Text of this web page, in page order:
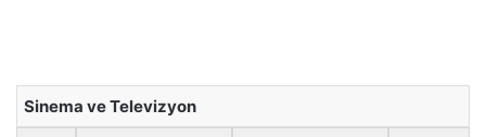
Sinema ve Televizyon